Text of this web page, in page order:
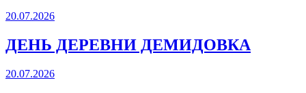
20.07.2026
ДЕНЬ ДЕРЕВНИ ДЕМИДОВКА
20.07.2026